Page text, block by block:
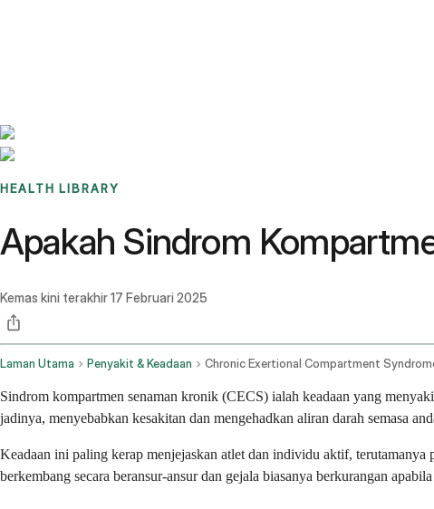
HEALTH LIBRARY
Apakah Sindrom
Kemas kini terakhir17 Februari 2025
Laman Utama Penyakit & Keadaan Chronic Exertional Compartment
Sindrom kompartmen senaman kronik (CECS) ialah keadaan yang
jadinya, menyebabkan kesakitan dan mengehadkan aliran darah semasa
Keadaan ini paling kerap menjejaskan atlet dan individu aktif, terutamanya
berkembang secara beransur-ansur dan gejala biasanya berkurangan